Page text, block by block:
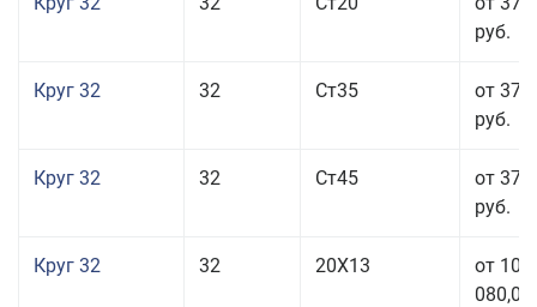
руб.
Круг 32 32 Ст35
от 37
руб.
Круг 32 32 Ст45
от 37
руб.
Круг 32 32 20Х13
от 101
080,00